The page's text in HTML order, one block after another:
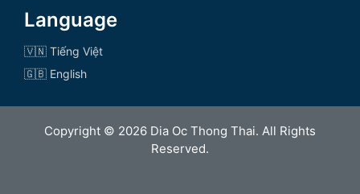
Language
🇻🇳 Tiếng Việt
🇬🇧 English
Copyright © 2026 Dia Oc Thong Thai. All Rights
Reserved.